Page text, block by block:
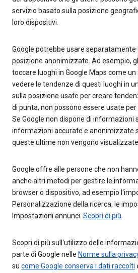
servizio basato sulla posizione
loro dispositivi.
Google potrebbe usare
posizione anonimizzate. Ad esempio,
toccare luoghi in Google Maps come
vedere le tendenze di questi luoghi in
sulla posizione usate per creare
di punta, non possono essere usate
Se Google non dispone di informazioni
informazioni accurate e anonimizzate
queste ultime non vengono visualizzate
Google offre alle persone che non
anche altri metodi per gestire le
browser o dispositivo, ad esempio
Personalizzazione della ricerca, le
Impostazioni annunci. Scopri di più
Scopri di più sull'utilizzo delle
parte di Google nelle Norme sulla
su come Google conserva i dati raccolti